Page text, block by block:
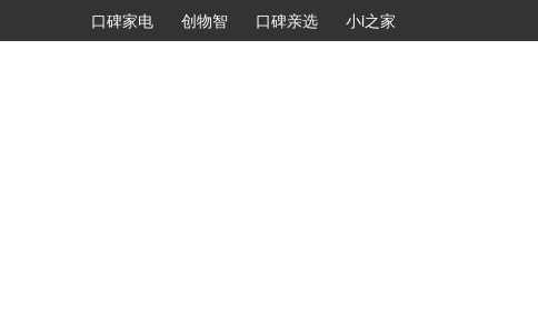
口碑家电 创物智 口碑亲选 小i之家